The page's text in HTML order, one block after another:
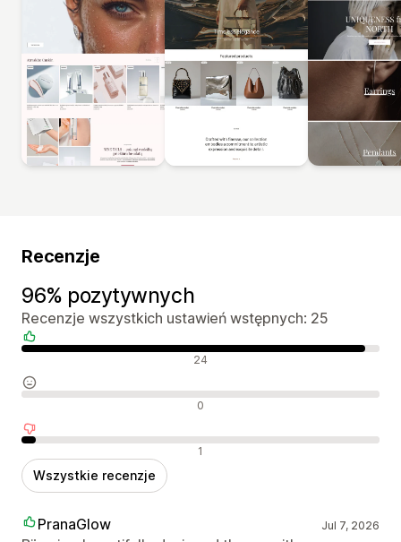
Recenzje
96% pozytywnych
Recenzje wszystkich ustawień wstępnych: 25
Pozytywne recenzje 24
Neutralne recenzje 0
Negatywne recenzje 1
Wszystkie recenzje
PranaGlow Jul 7, 2026